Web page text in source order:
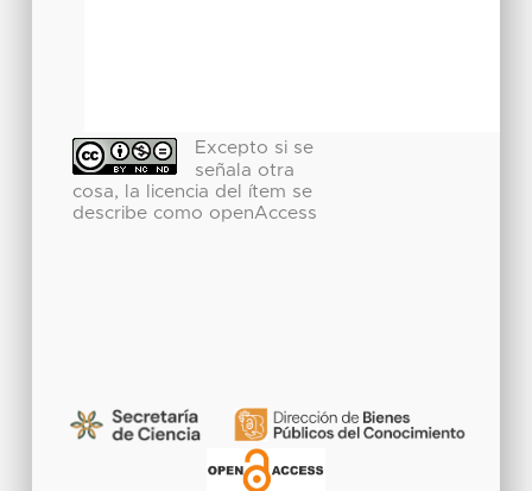
Excepto si se
señala otra
cosa, la licencia del ítem se
describe como openAccess